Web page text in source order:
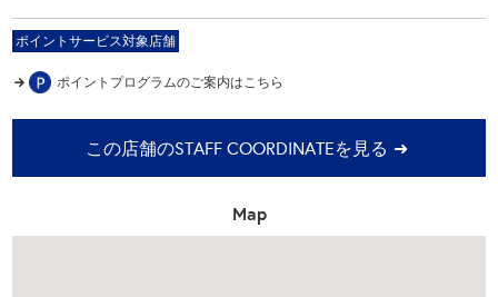
ポイントサービス対象店舗
ポイントプログラムのご案内はこちら
この店舗のSTAFF COORDINATEを見る
Map